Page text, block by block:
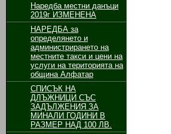
Наредба местни данъци
2019г ИЗМЕНЕНА
НАРЕДБА за
определянето и
администрирането на
местните такси и цени на
услуги на територията на
община Алфатар
СПИСЪК НА
ДЛЪЖНИЦИ СЪС
ЗАДЪЛЖЕНИЯ ЗА
МИНАЛИ ГОДИНИ В
РАЗМЕР НАД 100 ЛВ.